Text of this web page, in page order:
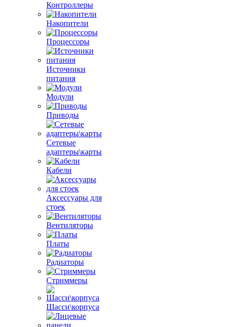
Контроллеры
Накопители
Процессоры
Источники
питания
Модули
Приводы
Сетевые
адаптеры\карты
Кабели
Аксессуары для
стоек
Вентиляторы
Платы
Радиаторы
Стриммеры
Шасси\корпуса